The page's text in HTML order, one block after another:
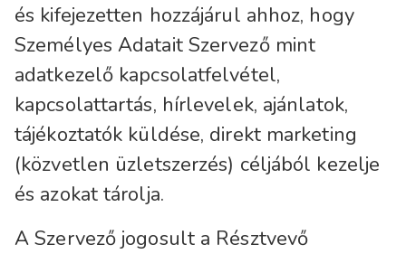
és kifejezetten hozzájárul ahhoz, hogy
Személyes Adatait Szervező mint
adatkezelő kapcsolatfelvétel,
kapcsolattartás, hírlevelek, ajánlatok,
tájékoztatók küldése, direkt marketing
(közvetlen üzletszerzés) céljából kezelje
és azokat tárolja.
A Szervező jogosult a Résztvevő